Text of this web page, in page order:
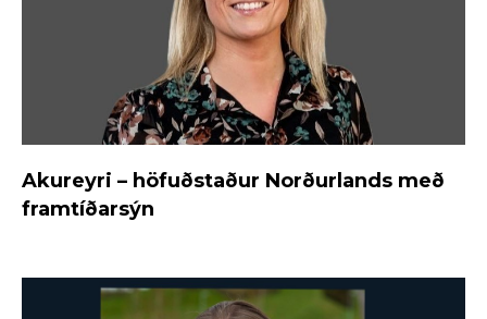
Akureyri – höfuðstaður Norðurlands með
framtíðarsýn